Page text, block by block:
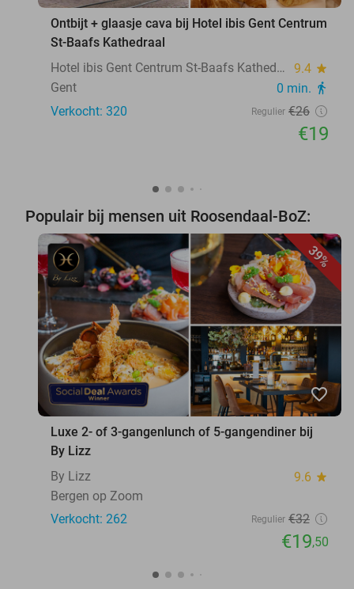
Ontbijt + glaasje cava bij Hotel ibis Gent Centrum
St-Baafs Kathedraal
Hotel ibis Gent Centrum St-Baafs Kathedraal
9.4 star
Gent 0 min. directions_walk
Verkocht: 320 Regulier €26
€19
Populair bij mensen uit Roosendaal-BoZ:
39%
favorite_border
Luxe 2- of 3-gangenlunch of 5-gangendiner bij
By Lizz
By Lizz
9.6 star
Bergen op Zoom
Verkocht: 262
Regulier €32
€19,50